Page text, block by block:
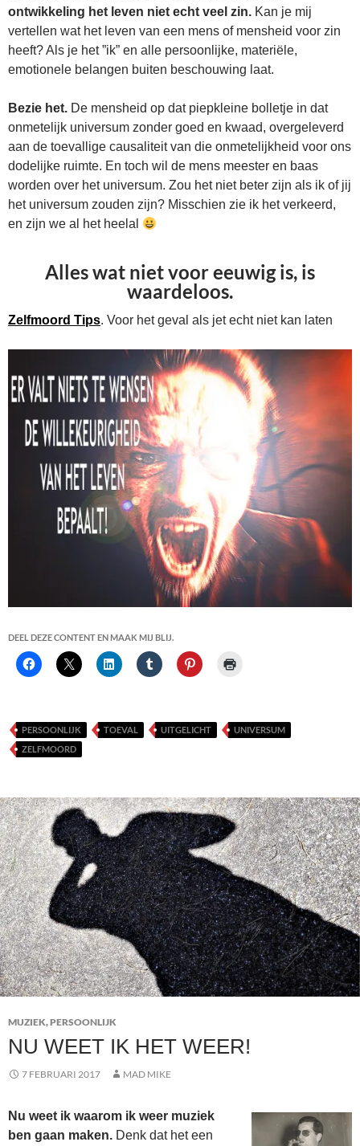
ontwikkeling het leven niet echt veel zin. Kan je mij
vertellen wat het leven van een mens of mensheid voor zin
heeft? Als je het ”ik” en alle persoonlijke, materiële,
emotionele belangen buiten beschouwing laat.
Bezie het. De mensheid op dat piepkleine bolletje in dat
onmetelijk universum zonder goed en kwaad, overgeleverd
aan de toevallige causaliteit van die onmetelijkheid voor ons
dodelijke ruimte. En toch wil de mens meester en baas
worden over het universum. Zou het niet beter zijn als ik of jij
het universum zouden zijn? Misschien zie ik het verkeerd,
en zijn we al het heelal
Alles wat niet voor eeuwig is, is
waardeloos.
Zelfmoord Tips. Voor het geval als jet echt niet kan laten
DEEL DEZE CONTENT EN MAAK MIJ BLIJ.
PERSOONLIJK TOEVAL UITGELICHT
UNIVERSUM
ZELFMOORD
MUZIEK,PERSOONLIJK
NU WEET IK HET WEER!
7 FEBRUARI 2017 MAD MIKE
Nu weet ik waarom ik weer muziek
ben gaan maken. Denk dat het een